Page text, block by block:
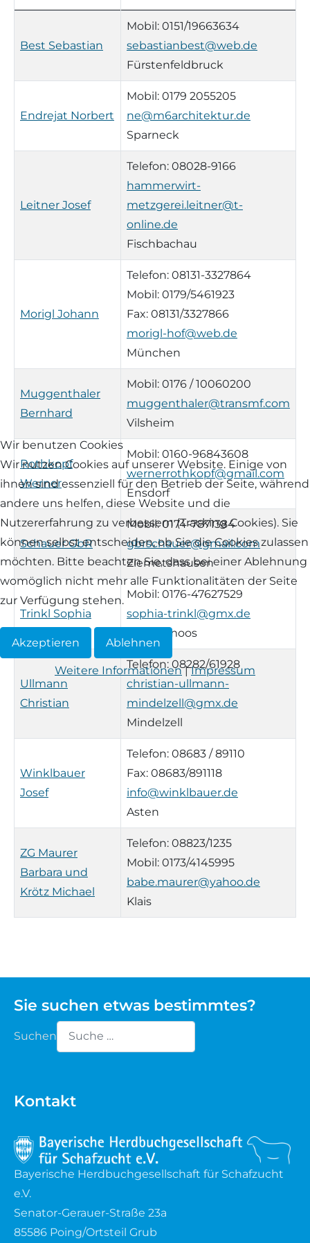
Best Sebastian
Mobil: 0151/19663634
sebastianbest@web.de
Fürstenfeldbruck
Endrejat Norbert
Mobil: 0179 2055205
ne@m6architektur.de
Sparneck
Leitner Josef
Telefon: 08028-9166
hammerwirt-
metzgerei.leitner@t-
online.de
Fischbachau
Morigl Johann
Telefon: 08131-3327864
Mobil: 0179/5461923
Fax: 08131/3327866
morigl-hof@web.de
München
Muggenthaler
Bernhard
Mobil: 0176 / 10060200
muggenthaler@transmf.com
Vilsheim
Rothkopf
Werner
Mobil: 0160-96843608
wernerrothkopf@gmail.com
Ensdorf
Schauer GbR
Mobil: 0174-7871384
gbrschauer@gmail.com
Ziemetshausen
Trinkl Sophia
Mobil: 0176-47627529
sophia-trinkl@gmx.de
Hackermoos
Ullmann
Christian
Telefon: 08282/61928
christian-ullmann-
mindelzell@gmx.de
Mindelzell
Winklbauer
Josef
Telefon: 08683 / 89110
Fax: 08683/891118
info@winklbauer.de
Asten
ZG Maurer
Barbara und
Krötz Michael
Telefon: 08823/1235
Mobil: 0173/4145995
babe.maurer@yahoo.de
Klais
Sie suchen etwas bestimmtes?
Suchen
Kontakt
Bayerische Herdbuchgesellschaft für Schafzucht
e.V.
Senator-Gerauer-Straße 23a
85586 Poing/Ortsteil Grub
Wir benutzen Cookies
Wir nutzen Cookies auf unserer Website. Einige von
ihnen sind essenziell für den Betrieb der Seite, während
andere uns helfen, diese Website und die
Nutzererfahrung zu verbessern (Tracking Cookies). Sie
können selbst entscheiden, ob Sie die Cookies zulassen
möchten. Bitte beachten Sie, dass bei einer Ablehnung
womöglich nicht mehr alle Funktionalitäten der Seite
zur Verfügung stehen.
Akzeptieren Ablehnen
Weitere Informationen|Impressum
Links Züchter-Internetseiten
Fachberater in Bayern
Lineare Beurteilung Zahnstellung
Erfassung der Euterreinheit
Walliser Schwarznasenschaf
Landschaf
Rhönschaf
Rouge de Roussillon
Schwarzes Villnösser Schaf
South Down
Weiße gehörnte Heidschnucke
Weiße hornlose Heidschnucke
Zackelschaf
Herdwick